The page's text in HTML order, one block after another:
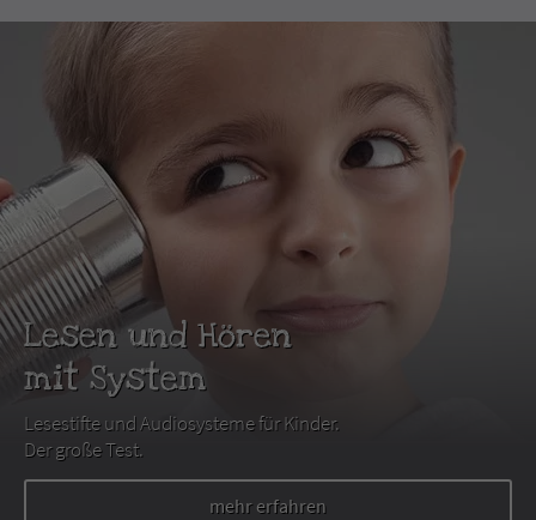
Lesen und Hören
mit System
Lesestifte und Audiosysteme für Kinder.
Der große Test.
mehr erfahren